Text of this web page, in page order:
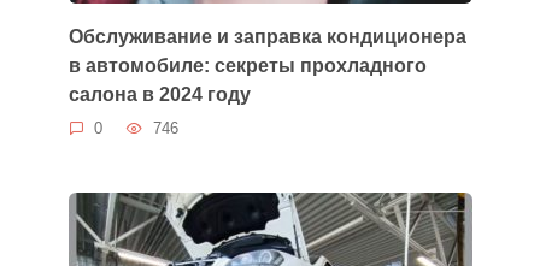
Обслуживание и заправка кондиционера
в автомобиле: секреты прохладного
салона в 2024 году
0 746